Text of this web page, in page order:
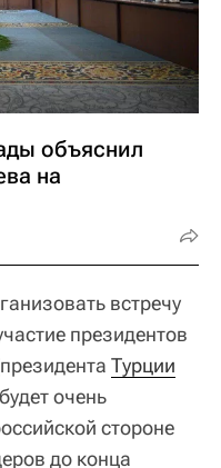
объяснил
на
встречу
президентов
Турции
очень
стороне
до конца